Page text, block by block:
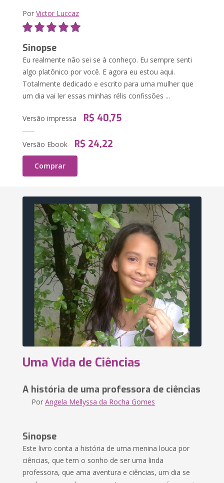
PorVictor Luccaz
Sinopse
Eu realmente não sei se à conheço. Eu sempre senti
algo platônico por você. E agora eu estou aqui.
Totalmente dedicado e escrito para uma mulher que
um dia vai ler essas minhas rélis confissões ...
Versão impressa R$ 40,75
Versão Ebook R$ 24,22
Comprar
Uma Vida de Ciências
A história de uma professora de ciências
PorAngela Mellyssa da Rocha Gomes
Sinopse
Este livro conta a história de uma menina louca por
ciências, que tem o sonho de ser uma linda
professora, que ama aventura e ciências, um dia se